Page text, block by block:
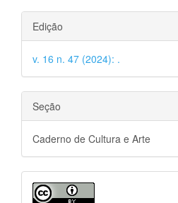
Edição
v. 16 n. 47 (2024): .
Seção
Caderno de Cultura e Arte